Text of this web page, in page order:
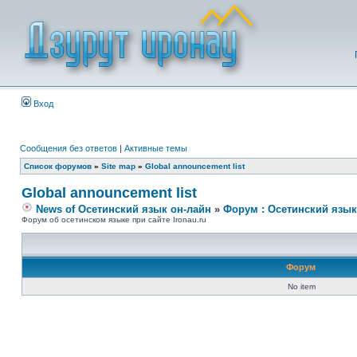
Вход
Сообщения без ответов | Активные темы
Список форумов » Site map » Global announcement list
Global announcement list
News of Осетинский язык он-лайн » Форум : Осетинский
Форум об осетинском языке при сайте Ironau.ru
Форум
No item